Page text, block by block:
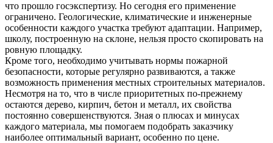
что прошло госэкспертизу. Но сегодня его применение
ограничено. Геологические, климатические и инженерные
особенности каждого участка требуют адаптации. Например,
школу, построенную на склоне, нельзя просто скопировать на
ровную площадку.
Кроме того, необходимо учитывать нормы пожарной
безопасности, которые регулярно развиваются, а также
возможность применения местных строительных материалов.
Несмотря на то, что в числе приоритетных по-прежнему
остаются дерево, кирпич, бетон и металл, их свойства
постоянно совершенствуются. Зная о плюсах и минусах
каждого материала, мы помогаем подобрать заказчику
наиболее оптимальный вариант, особенно по цене.